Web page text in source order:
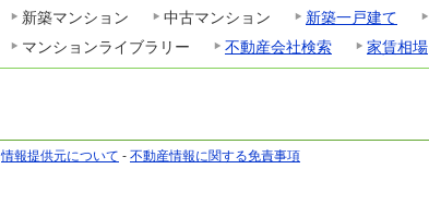
新築マンション
中古マンション 新築一戸建て
マンションライブラリー
不動産会社検索 家賃相場
情報提供元について - 不動産情報に関する免責事項